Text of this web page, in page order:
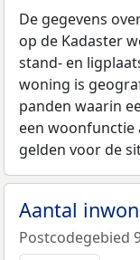
De gegevens
op de Kadaster
stand- en
woning is
panden waarin
een woonfunctie
gelden voor de
Aantal
Postcodegebied